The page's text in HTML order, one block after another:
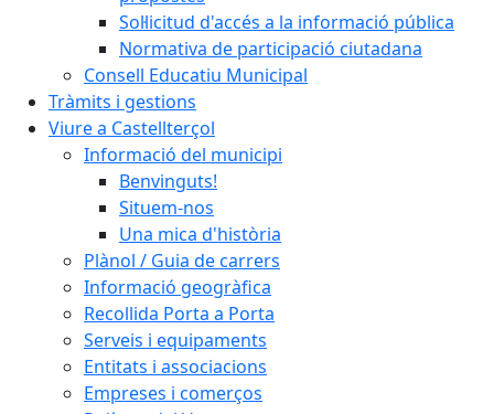
Sol·licitud d'accés a la informació pública
Normativa de participació ciutadana
Consell Educatiu Municipal
Tràmits i gestions
Viure a Castellterçol
Informació del municipi
Benvinguts!
Situem-nos
Una mica d'història
Plànol / Guia de carrers
Informació geogràfica
Recollida Porta a Porta
Serveis i equipaments
Entitats i associacions
Empreses i comerços